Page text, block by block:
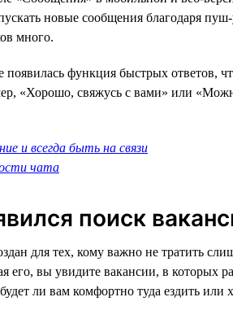
новые сообщения благодаря
много.
появилась функция быстрых ответов,
«Хорошо, свяжусь с вами» или
и всегда быть на связи
чата
поиск
для тех, кому важно не тратить
его, вы увидите вакансии, в которых
ли вам комфортно туда ездить или